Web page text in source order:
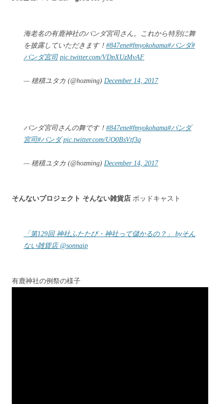
海老名の有鹿神社のパンダ宮司さん。これから特別に舞
を披露していただきます！ #847ene#fmyokohama#パンダ#
パンダ宮司 pic.twitter.com/VDpXUzMvAF
— 穂積ユタカ (@hozming) December 14, 2017
パンダ宮司さんの舞です！ #847ene#fmyokohama#パンダ
宮司#パンダ pic.twitter.com/UO0BsVtf3q
— 穂積ユタカ (@hozming) December 14, 2017
そんないプロジェクト そんない雑貨店 ポッドキャスト
「第129回 神社ふたたび・神社って儲かるの？」 byそん
ない雑貨店 @sonnaip
有鹿神社の例祭の様子